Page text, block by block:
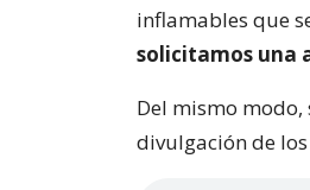
inflamables que
solicitamos una
Del mismo
divulgación de